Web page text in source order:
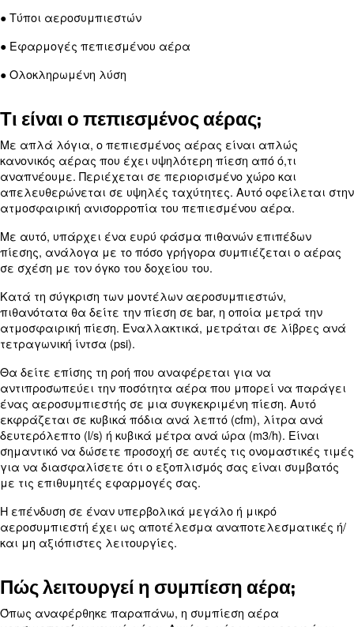
Επικοινωνήστε μαζί μας σήμερα για να μάθετε
προσφέρουμε.
● Τι είναι ο πεπιεσμένος αέρας;
● Πώς λειτουργεί η συμπίεση αέρα;
● Τύποι αεροσυμπιεστών
● Εφαρμογές πεπιεσμένου αέρα
● Ολοκληρωμένη λύση
Τι είναι ο πεπιεσμένος αέρας;
Με απλά λόγια, ο πεπιεσμένος αέρας είναι
κανονικός αέρας που έχει υψηλότερη πίεση από
αναπνέουμε. Περιέχεται σε περιορισμένο χώρο
απελευθερώνεται σε υψηλές ταχύτητες. Αυτό
ατμοσφαιρική ανισορροπία του πεπιεσμένου
Με αυτό, υπάρχει ένα ευρύ φάσμα πιθανών
πίεσης, ανάλογα με το πόσο γρήγορα
σε σχέση με τον όγκο του δοχείου του.
Κατά τη σύγκριση των μοντέλων
ατμοσφαιρική πίεση. Εναλλακτικά, μετράται σε
τετραγωνική ίντσα (psi).